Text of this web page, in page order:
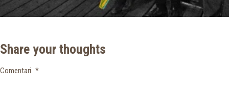
Share your thoughts
Comentari *